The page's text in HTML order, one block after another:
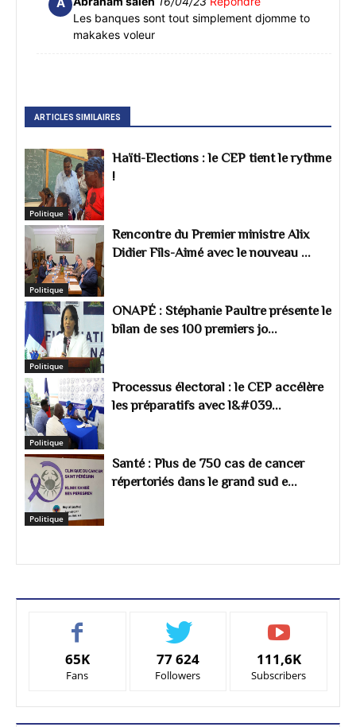
A
Les banques sont tout simplement djomme to
makakes voleur
ARTICLES SIMILAIRES
Politique
Haïti-Elections : le CEP tient le rythme
!
Politique
Rencontre du Premier ministre Alix
Didier Fils-Aimé avec le nouveau ...
Politique
ONAPÉ : Stéphanie Paultre présente le
bilan de ses 100 premiers jo...
Politique
Processus électoral : le CEP accélère
les préparatifs avec l&#039...
Politique
Santé : Plus de 750 cas de cancer
répertoriés dans le grand sud e...
65K
Fans
77 624
Followers
111,6K
Subscribers